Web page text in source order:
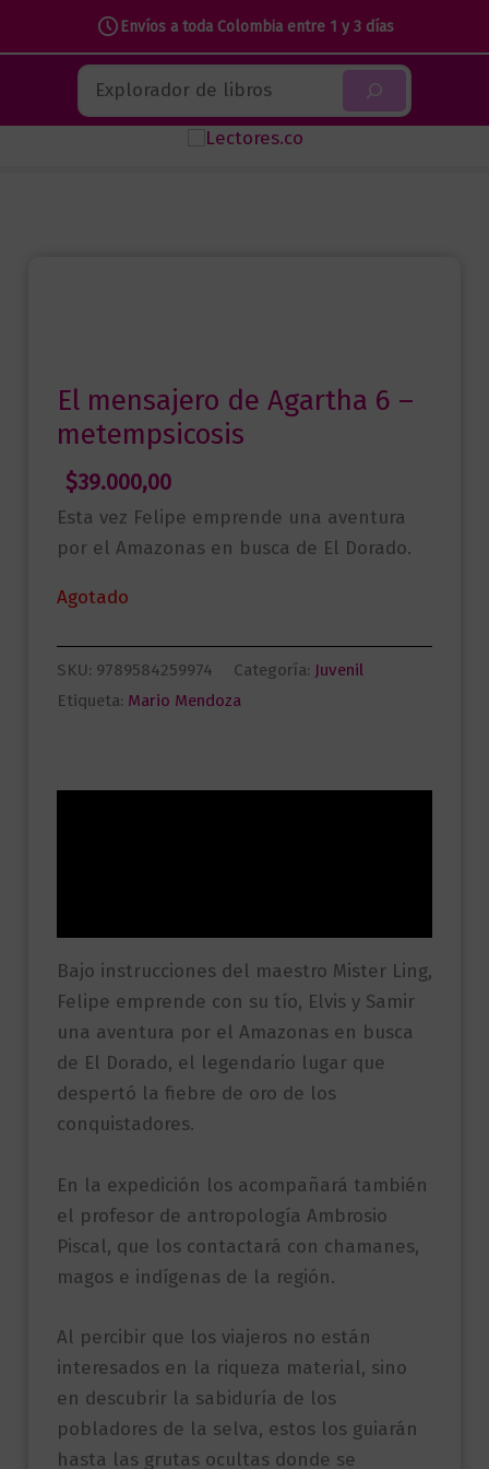
Envíos a toda Colombia entre 1 y 3 días
contenido
Buscar
El mensajero de Agartha 6 –
metempsicosis
$39.000,00
Esta vez Felipe emprende una aventura
por el Amazonas en busca de El Dorado.
Agotado
SKU: 9789584259974 Categoría: Juvenil
Etiqueta: Mario Mendoza
Bajo instrucciones del maestro Mister Ling,
Felipe emprende con su tío, Elvis y Samir
una aventura por el Amazonas en busca
de El Dorado, el legendario lugar que
despertó la fiebre de oro de los
conquistadores.
En la expedición los acompañará también
el profesor de antropología Ambrosio
Piscal, que los contactará con chamanes,
magos e indígenas de la región.
Al percibir que los viajeros no están
interesados en la riqueza material, sino
en descubrir la sabiduría de los
pobladores de la selva, estos los guiarán
hasta las grutas ocultas donde se